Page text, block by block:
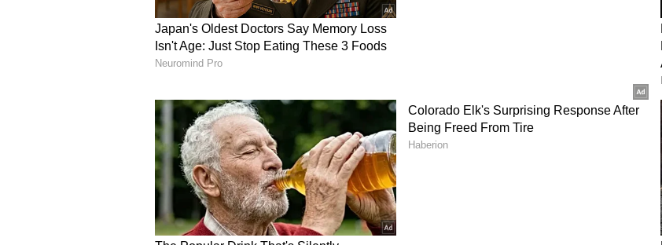
இளைஞர்கள் விண்ணப்பம் செய்திருப்பதை சுட்டிக்காட்டி காங்கிரஸ் மூத்த
தலைவர் ப.சிதம்பரம் ட்விட்டரில் மத்திய அரசை கடுமையாக விமர்சித்துள்ளார்.
அவர் பதிவிட்ட ட்விட்டர் கருத்தில் “ உத்தரப்பிரதேசத்தில் சி கிரேட் பணிக்காக 37
லட்சம் பேர் விண்ணப்பித்தனர். தற்போது 40ஆயிரம் அக்னீவர் பணிக்காக 35